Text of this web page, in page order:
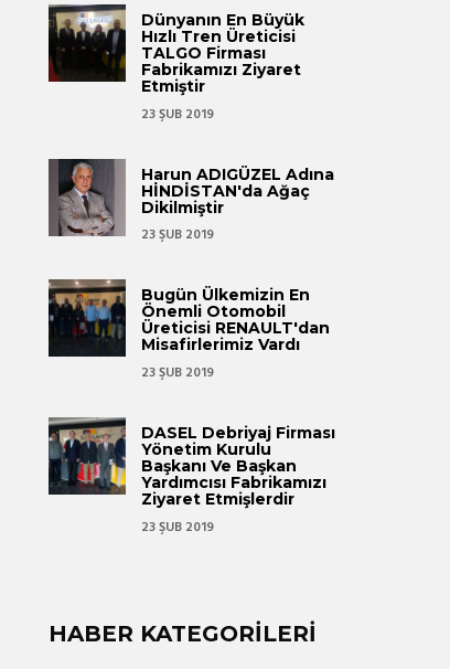
Dünyanın En Büyük
Hızlı Tren Üreticisi
TALGO Firması
Fabrikamızı Ziyaret
Etmiştir
23 ŞUB 2019
Harun ADIGÜZEL Adına
HİNDİSTAN'da Ağaç
Dikilmiştir
23 ŞUB 2019
Bugün Ülkemizin En
Önemli Otomobil
Üreticisi RENAULT'dan
Misafirlerimiz Vardı
23 ŞUB 2019
DASEL Debriyaj Firması
Yönetim Kurulu
Başkanı Ve Başkan
Yardımcısı Fabrikamızı
Ziyaret Etmişlerdir
23 ŞUB 2019
HABER KATEGORILERI